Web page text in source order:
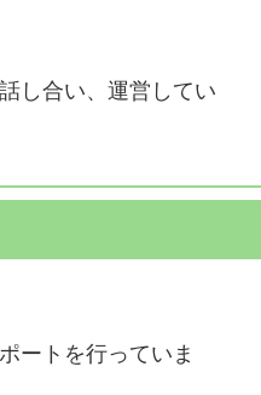
し合い、運営してい
ートを行っていま